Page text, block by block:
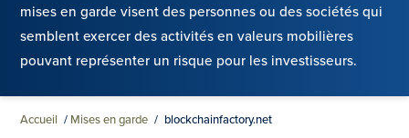
mises en garde visent des personnes ou des sociétés qui
semblent exercer des activités en valeurs mobilières
pouvant représenter un risque pour les investisseurs.
Accueil / Mises en garde / blockchainfactory.net